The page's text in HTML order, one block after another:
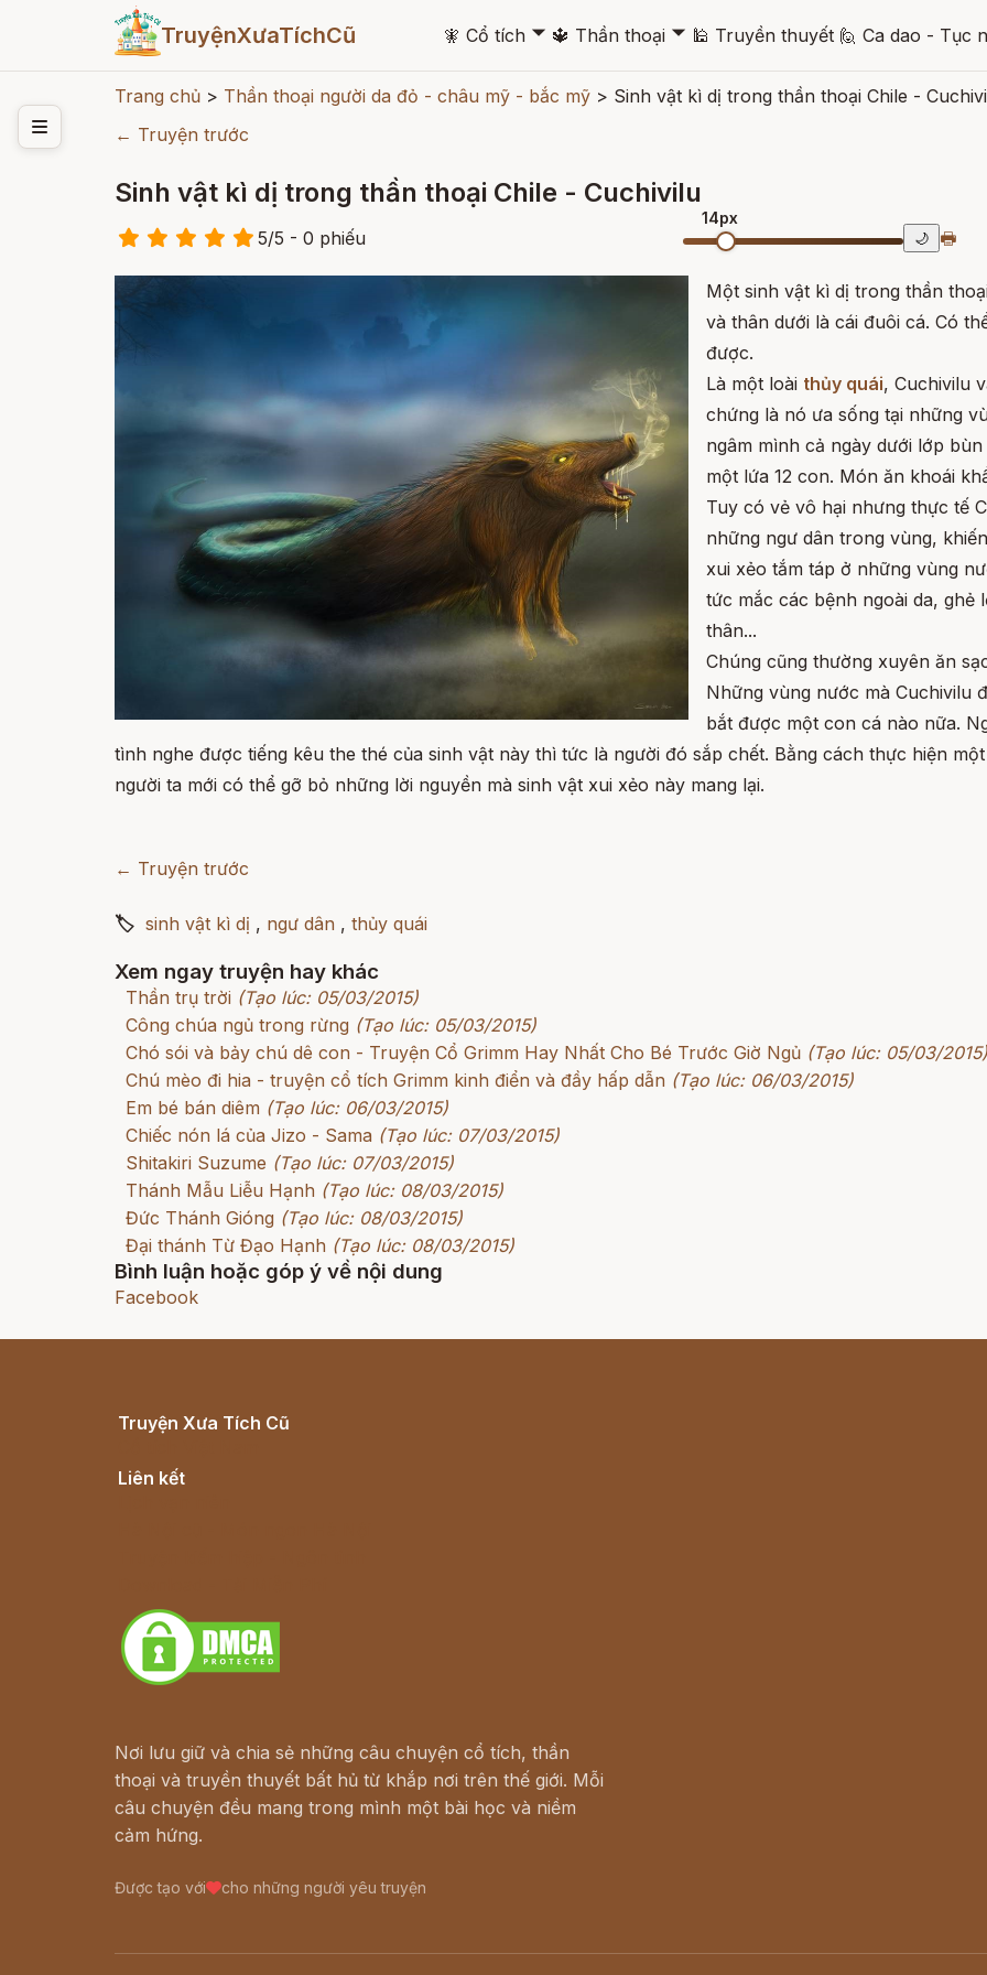
TruyệnXưaTíchCũ 🧚 Cổ tích 🞃 🔱 Thần thoại 🞃 🕌 Truyền thuyết 🙋 Ca dao - Tục
Trang chủ > Thần thoại người da đỏ - châu mỹ - bắc mỹ > Sinh vật kì dị trong thần thoại Chile -
← Truyện trước
Sinh vật kì dị trong thần thoại Chile - Cuchivilu
5/5 - 0 phiếu
14px
🌙 🖶
Một sinh vật kì dị trong thần
và thân dưới là cái đuôi cá. Có
được.
Là một loài thủy quái, Cuchivilu
chứng là nó ưa sống tại những
ngâm mình cả ngày dưới lớp
một lứa 12 con. Món ăn khoái
Tuy có vẻ vô hại nhưng thực tế
những ngư dân trong vùng,
xui xẻo tắm táp ở những vùng
tức mắc các bệnh ngoài da, ghẻ
thân...
Chúng cũng thường xuyên ăn
Những vùng nước mà Cuchivilu
bắt được một con cá nào nữa.
tình nghe được tiếng kêu the thé của sinh vật này thì tức là người đó sắp chết. Bằng cách thực hiện
người ta mới có thể gỡ bỏ những lời nguyền mà sinh vật xui xẻo này mang lại.
← Truyện trước
🏷 sinh vật kì dị , ngư dân , thủy quái
Xem ngay truyện hay khác
Thần trụ trời (Tạo lúc: 05/03/2015)
Công chúa ngủ trong rừng (Tạo lúc: 05/03/2015)
Chó sói và bảy chú dê con - Truyện Cổ Grimm Hay Nhất Cho Bé Trước Giờ Ngủ (Tạo lúc: 05/03/2015)
Chú mèo đi hia - truyện cổ tích Grimm kinh điển và đầy hấp dẫn (Tạo lúc: 06/03/2015)
Em bé bán diêm (Tạo lúc: 06/03/2015)
Chiếc nón lá của Jizo - Sama (Tạo lúc: 07/03/2015)
Shitakiri Suzume (Tạo lúc: 07/03/2015)
Thánh Mẫu Liễu Hạnh (Tạo lúc: 08/03/2015)
Đức Thánh Gióng (Tạo lúc: 08/03/2015)
Đại thánh Từ Đạo Hạnh (Tạo lúc: 08/03/2015)
Bình luận hoặc góp ý về nội dung
Facebook
Truyện Xưa Tích Cũ
Liên kết
Nơi lưu giữ và chia sẻ những câu chuyện cổ tích, thần
thoại và truyền thuyết bất hủ từ khắp nơi trên thế giới. Mỗi
câu chuyện đều mang trong mình một bài học và niềm
cảm hứng.
Được tạo với cho những người yêu truyện